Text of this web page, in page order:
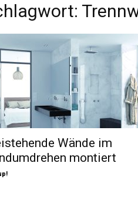
Wände im
montiert